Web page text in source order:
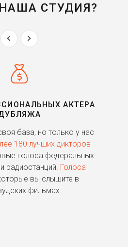
СТУДИЯ?
АКТЕРА
база, но только у нас
180 лучших дикторов
голоса федеральных
радиостанций. Голоса
вы слышите в
фильмах.